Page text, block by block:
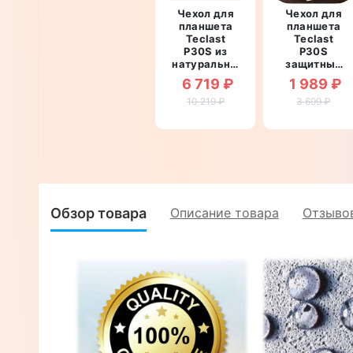
Чехол для
планшета
Teclast
P30S из
натуральной
премиум
кожи
противоударный
подставкой
6 719 ₽
10 219 ₽
Чехол для
планшета
Teclast
P30S
защитный
со
вставкой из
кожи
1 989 ₽
3 699 ₽
Обзор товара Описание товара